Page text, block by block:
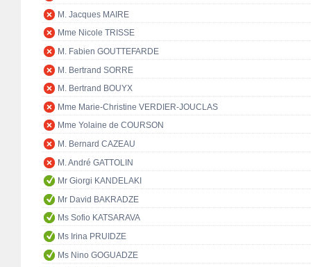
M. Jacques MAIRE
Mme Nicole TRISSE
M. Fabien GOUTTEFARDE
M. Bertrand SORRE
M. Bertrand BOUYX
Mme Marie-Christine VERDIER-JOUCLAS
Mme Yolaine de COURSON
M. Bernard CAZEAU
M. André GATTOLIN
Mr Giorgi KANDELAKI
Mr David BAKRADZE
Ms Sofio KATSARAVA
Ms Irina PRUIDZE
Ms Nino GOGUADZE